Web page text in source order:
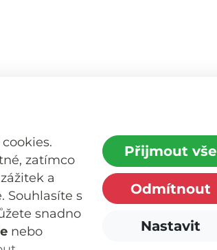
zatímco
a
Souhlasíte s
snadno
nebo
Přijmout vše
Odmítnout
Nastavit